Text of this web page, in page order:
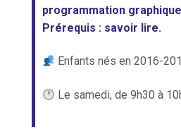
programmation
Prérequis : savoir lire.
Enfants nés en 2016-
Le samedi, de 9h30 à